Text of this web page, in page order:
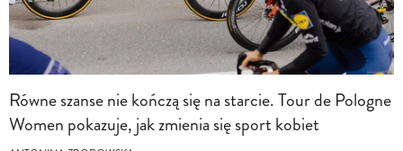
Równe szanse nie kończą się na starcie. Tour de Pologne
Women pokazuje, jak zmienia się sport kobiet